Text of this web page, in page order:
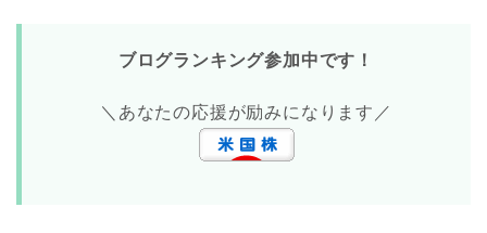
ブログランキング参加中です！
＼あなたの応援が励みになります／